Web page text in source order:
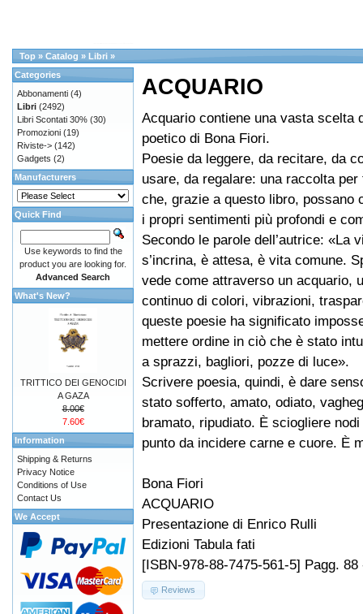
Top » Catalog » Libri »
ACQUARIO
Acquario contiene una vasta scelta
poetico di Bona Fiori.
Poesie da leggere, da recitare, da
usare, da regalare: una raccolta
che, grazie a questo libro, possano
i propri sentimenti più profondi e
Secondo le parole dell’autrice: «La
s’incrina, è attesa, è vita comune.
vede come attraverso un acquario,
continuo di colori, vibrazioni,
queste poesie ha significato
mettere ordine in ciò che è stato
a sprazzi, bagliori, pozze di luce».
Scrivere poesia, quindi, è dare
stato sofferto, amato, odiato,
bramato, ripudiato. È sciogliere
punto da incidere carne e cuore. È
Bona Fiori
ACQUARIO
Presentazione di Enrico Rulli
Edizioni Tabula fati
[ISBN-978-88-7475-561-5] Pagg. 88
Reviews
Categories
Abbonamenti (4)
Libri (2492)
Libri Scontati 30% (30)
Promozioni (19)
Riviste-> (142)
Gadgets (2)
Manufacturers
Quick Find
Use keywords to find the
product you are looking for.
Advanced Search
What's New?
TRITTICO DEI GENOCIDI
A GAZA
8.00€
7.60€
Information
Shipping & Returns
Privacy Notice
Conditions of Use
Contact Us
We Accept